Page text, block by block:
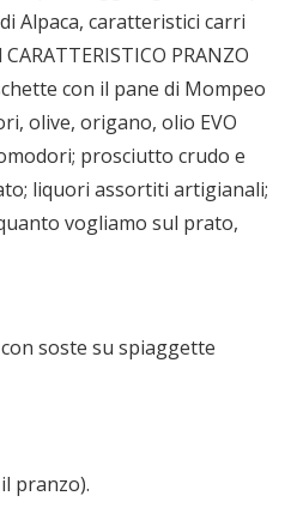
Alpaca, caratteristici carri
PRANZO
con il pane di Mompeo
olive, origano, olio EVO
prosciutto crudo e
liquori assortiti artigianali;
vogliamo sul prato,
soste su spiaggette
pranzo).